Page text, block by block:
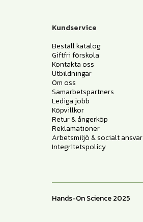
Kundservice
Beställ katalog
Giftfri förskola
Kontakta oss
Utbildningar
Om oss
Samarbetspartners
Lediga jobb
Köpvillkor
Retur & ångerköp
Reklamationer
Arbetsmiljö & socialt ansvar
Integritetspolicy
Hands-On Science 2025